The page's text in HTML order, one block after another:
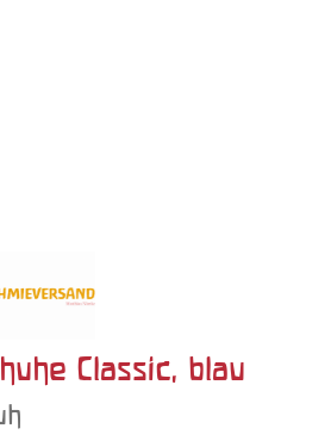
Classic, blau